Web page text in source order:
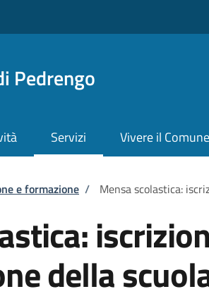
Pedrengo
Servizi Vivere il Comune
e formazione / Mensa scolastica:
della